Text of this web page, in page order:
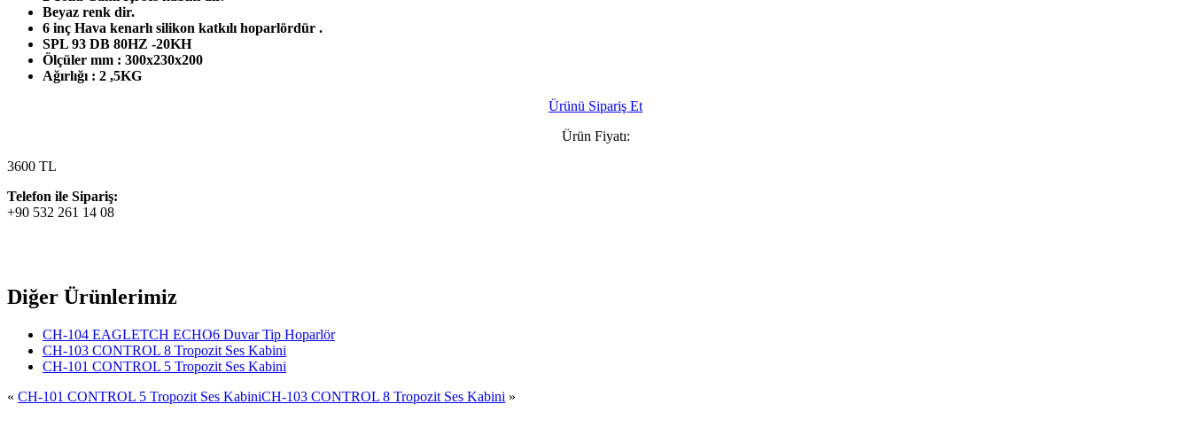
Beyaz renk dir.
6 inç Hava kenarlı silikon katkılı hoparlördür .
SPL 93 DB 80HZ -20KH
Ölçüler mm : 300x230x200
Ağırlığı : 2 ,5KG
Ürünü Sipariş Et
Ürün Fiyatı:
3600 TL
Telefon ile Sipariş:
+90 532 261 14 08
Diğer Ürünlerimiz
CH-104 EAGLETCH ECHO6 Duvar Tip Hoparlör
CH-103 CONTROL 8 Tropozit Ses Kabini
CH-101 CONTROL 5 Tropozit Ses Kabini
« CH-101 CONTROL 5 Tropozit Ses KabiniCH-103 CONTROL 8 Tropozit Ses Kabini »